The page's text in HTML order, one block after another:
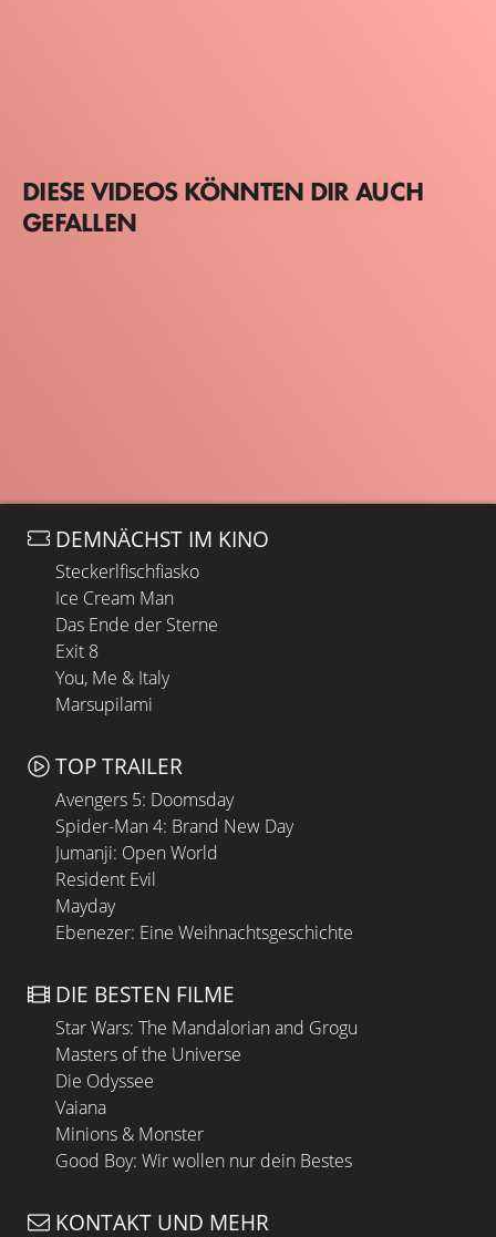
DIESE VIDEOS KÖNNTEN DIR AUCH
GEFALLEN
DEMNÄCHST IM KINO
Steckerlfischfiasko
Ice Cream Man
Das Ende der Sterne
Exit 8
You, Me & Italy
Marsupilami
TOP TRAILER
Avengers 5: Doomsday
Spider-Man 4: Brand New Day
Jumanji: Open World
Resident Evil
Mayday
Ebenezer: Eine Weihnachtsgeschichte
DIE BESTEN FILME
Star Wars: The Mandalorian and Grogu
Masters of the Universe
Die Odyssee
Vaiana
Minions & Monster
Good Boy: Wir wollen nur dein Bestes
KONTAKT UND MEHR